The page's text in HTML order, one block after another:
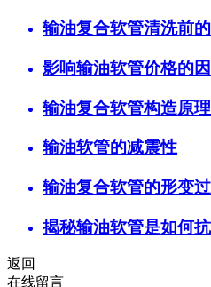
输油复合软管清洗前
影响输油软管价格的
输油复合软管构造原
输油软管的减震性
输油复合软管的形变
揭秘输油软管是如何
返回
在线留言